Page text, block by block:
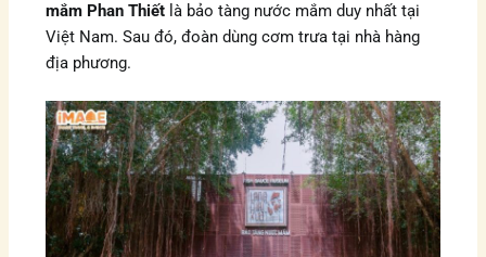
mắm Phan Thiết là bảo tàng nước mắm duy nhất tại
Việt Nam. Sau đó, đoàn dùng cơm trưa tại nhà hàng
địa phương.